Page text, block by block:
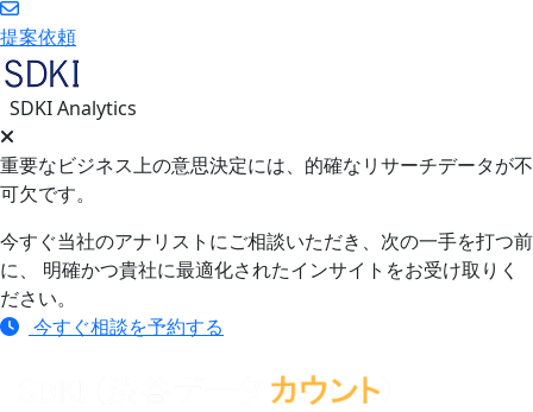
提案依頼
SDKI Analytics
重要なビジネス上の意思決定には、的確なリサーチデータが不
可欠です。
今すぐ当社のアナリストにご相談いただき、次の一手を打つ前
に、 明確かつ貴社に最適化されたインサイトをお受け取りく
ださい。
今すぐ相談を予約する